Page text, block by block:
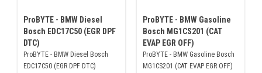
ProBYTE - BMW Diesel
Bosch EDC17C50 (EGR DPF
DTC)
ProBYTE - BMW Diesel Bosch
EDC17C50 (EGR DPF DTC)
ProBYTE - BMW Gasoline
Bosch MG1CS201 (CAT
EVAP EGR OFF)
ProBYTE - BMW Gasoline Bosch
MG1CS201 (CAT EVAP EGR OFF)